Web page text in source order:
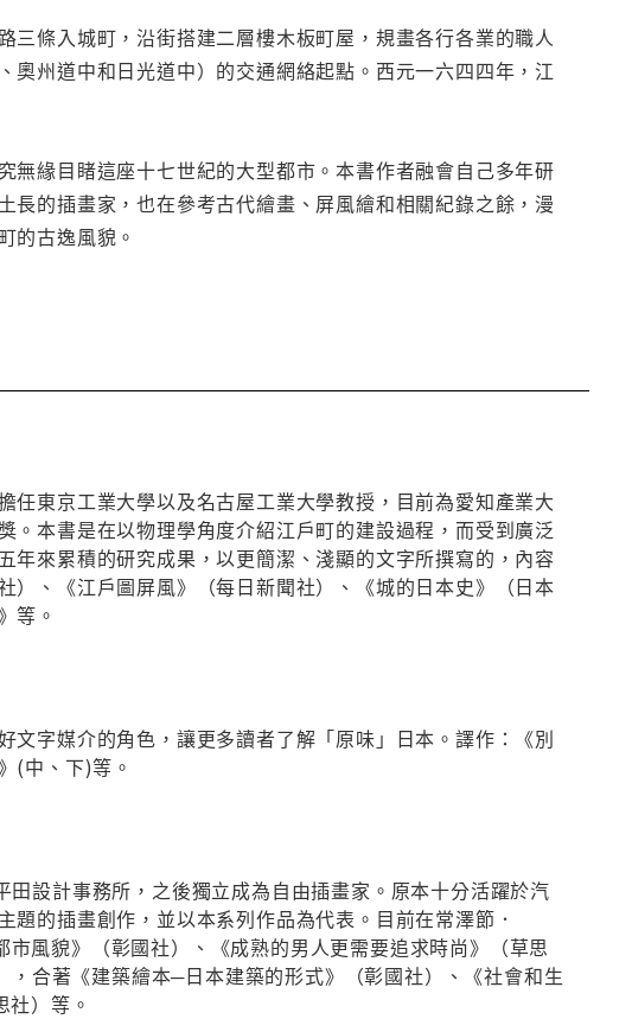
條入城町，沿街搭建二層樓木板町屋，規畫各行各業的職人
州道中和日光道中）的交通網絡起點。西元一六四四年，江
緣目睹這座十七世紀的大型都市。本書作者融會自己多年研
的插畫家，也在參考古代繪畫、屏風繪和相關紀錄之餘，漫
的古逸風貌。
東京工業大學以及名古屋工業大學教授，目前為愛知產業大
本書是在以物理學角度介紹江戶町的建設過程，而受到廣泛
來累積的研究成果，以更簡潔、淺顯的文字所撰寫的，內容
、《江戶圖屏風》（每日新聞社）、《城的日本史》（日本
等。
字媒介的角色，讓更多讀者了解「原味」日本。譯作：《別
(中、下)等。
設計事務所，之後獨立成為自由插畫家。原本十分活躍於汽
的插畫創作，並以本系列作品為代表。目前在常澤節．
風貌》（彰國社）、《成熟的男人更需要追求時尚》（草思
合著《建築繪本─日本建築的形式》（彰國社）、《社會和生
）等。